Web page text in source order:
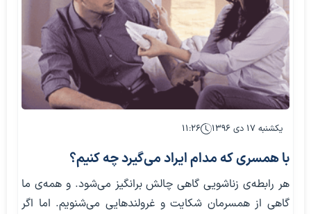
یکشنبه ۱۷ دی ۱۳۹۶ ۱۱:۲۶
با همسری که مدام ایراد می‌گیرد چه کنیم؟
هر رابطه‌ی زناشویی گاهی چالش برانگیز می‌شود. و همه‌ی ما
گاهی از همسرمان شکایت و غرولندهایی می‌‌شنویم. اما اگر